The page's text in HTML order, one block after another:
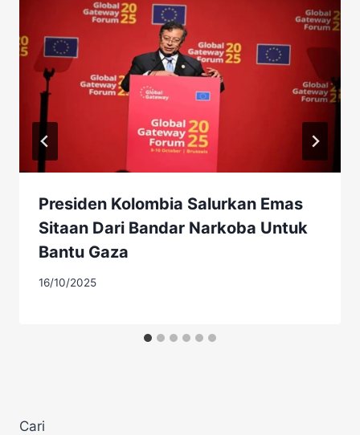
Presiden Kolombia Salurkan Emas
Sitaan Dari Bandar Narkoba Untuk
Bantu Gaza
16/10/2025
Cari